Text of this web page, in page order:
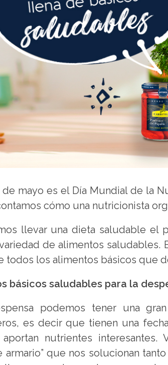
de mayo es el Día Mundial de la
cómo una nutricionista
llevar una dieta saludable el
de alimentos saludables.
todos los alimentos básicos que
básicos saludables para la
podemos tener una
es decir que tienen una
nutrientes interesantes.
armario” que nos solucionan